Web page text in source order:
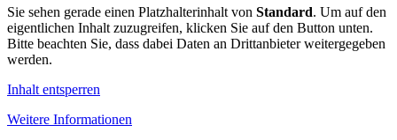
Sie sehen gerade einen Platzhalterinhalt von Standard. Um auf den
eigentlichen Inhalt zuzugreifen, klicken Sie auf den Button unten.
Bitte beachten Sie, dass dabei Daten an Drittanbieter weitergegeben
werden.
Inhalt entsperren
Weitere Informationen